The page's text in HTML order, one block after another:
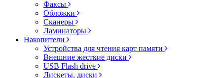
Факсы
Обложки
Сканеры
Ламинаторы
Накопители
Устройства для чтения карт памяти
Внешние жесткие диски
USB Flash drive
Дискеты, диски